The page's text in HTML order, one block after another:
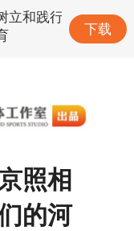
政绩观
下载
照相
的河